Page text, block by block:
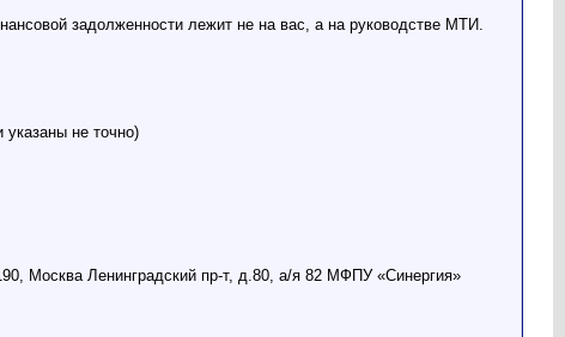
задолженности лежит не на вас, а на руководстве МТИ.
не точно)
Москва Ленинградский пр-т, д.80, а/я 82 МФПУ «Синергия»